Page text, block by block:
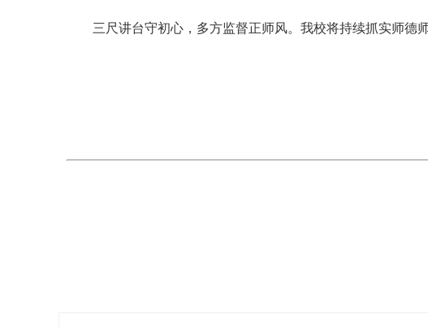
三尺讲台守初心，多方监督正师风。我校将持续抓实师德